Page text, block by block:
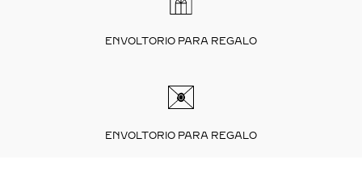
ENVOLTORIO PARA REGALO
ENVOLTORIO PARA REGALO